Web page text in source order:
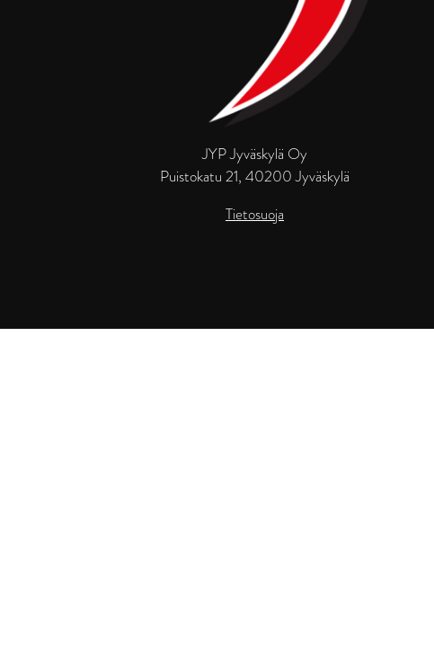
JYP Jyväskylä Oy
Puistokatu 21, 40200 Jyväskylä
Tietosuoja